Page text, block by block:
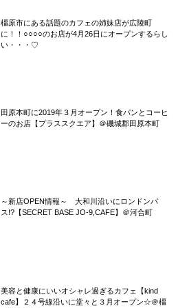
橿原市にある話題のカフェの姉妹店が広陵町
に！！○○○○のお店が4月26日にオープンするらし
い・・・♡
田原本町に2019年３月オープン！食パンとコーヒ
ーのお店【プラススクエア】＠磯城郡田原本町
～新店OPEN情報～ 大和川沿いにロンドンバ
ス!?【SECRET BASE JO-9,CAFE】＠河合町
美容と健康にいいオシャレ過ぎるカフェ【kind
cafe】２４号線沿いに堂々と３月オープン☆＠橿